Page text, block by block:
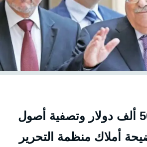
رشوة بـ500 ألف دولار وتصفية أصول
أملاك منظمة التحرير